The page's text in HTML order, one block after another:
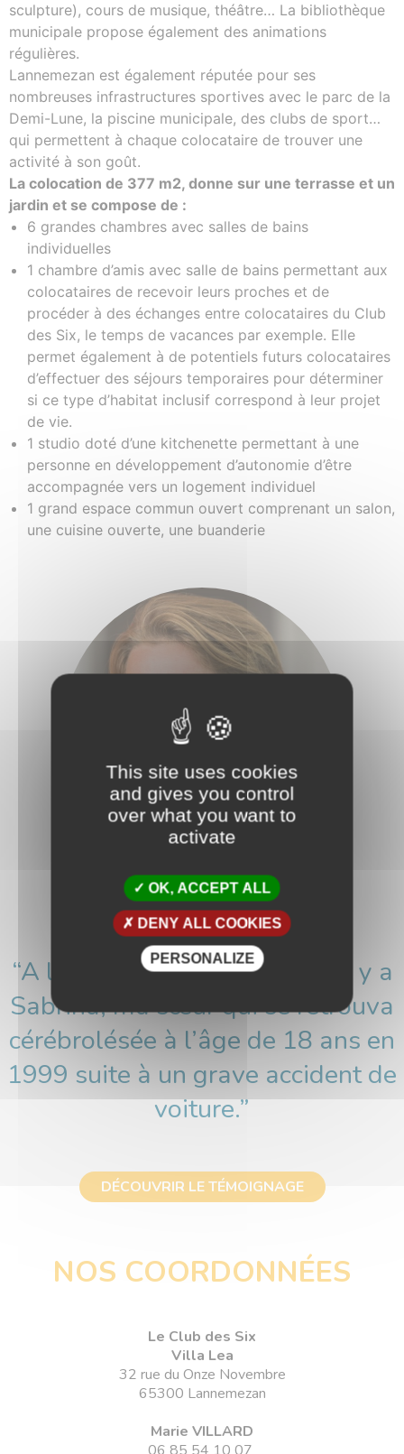
sculpture), cours de musique, théâtre… La bibliothèque
municipale propose également des animations
régulières.
Lannemezan est également réputée pour ses
nombreuses infrastructures sportives avec le parc de la
Demi-Lune, la piscine municipale, des clubs de sport…
qui permettent à chaque colocataire de trouver une
activité à son goût.
La colocation de 377 m2, donne sur une terrasse et un
jardin et se compose de :
6 grandes chambres avec salles de bains
individuelles
1 chambre d’amis avec salle de bains permettant aux
colocataires de recevoir leurs proches et de
procéder à des échanges entre colocataires du Club
des Six, le temps de vacances par exemple. Elle
permet également à de potentiels futurs colocataires
d’effectuer des séjours temporaires pour déterminer
si ce type d’habitat inclusif correspond à leur projet
de vie.
1 studio doté d’une kitchenette permettant à une
personne en développement d’autonomie d’être
accompagnée vers un logement individuel
1 grand espace commun ouvert comprenant un salon,
une cuisine ouverte, une buanderie
MAÏLYS CANTZLER
Fondatrice du Club des Six
“A l’origine du Club des Six, il y a
Sabrina, ma sœur qui se retrouva
cérébrolésée à l’âge de 18 ans en
1999 suite à un grave accident de
voiture.”
DÉCOUVRIR LE TÉMOIGNAGE
NOS COORDONNÉES
Le Club des Six
Villa Lea
32 rue du Onze Novembre
65300 Lannemezan
Marie VILLARD
This site uses cookies
and gives you control
over what you want to
activate
OK, ACCEPT ALL
DENY ALL COOKIES
PERSONALIZE